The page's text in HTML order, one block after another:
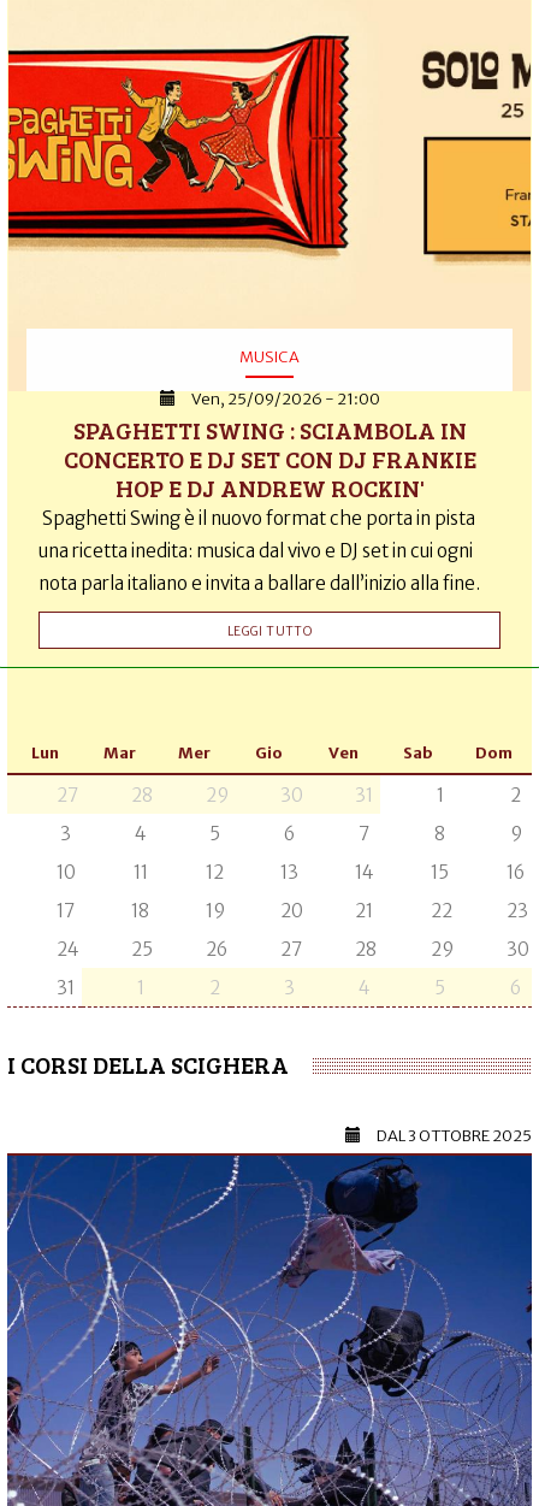
MUSICA
Ven, 25/09/2026 - 21:00
SPAGHETTI SWING : SCIAMBOLA IN
CONCERTO E DJ SET CON DJ FRANKIE
HOP E DJ ANDREW ROCKIN'
Spaghetti Swing è il nuovo format che porta in pista
una ricetta inedita: musica dal vivo e DJ set in cui ogni
nota parla italiano e invita a ballare dall’inizio alla fine.
LEGGI TUTTO
Lun Mar Mer Gio Ven Sab Dom
27 28 29 30 31 1
2
3
4 5 6 7 8
9
10
11 12 13 14 15
16
17
18 19 20 21 22
23
24
25 26 27 28 29
30
31
1 2 3 4 5 6
I CORSI DELLA SCIGHERA
DAL3 OTTOBRE 2025